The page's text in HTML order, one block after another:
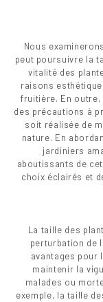
Nous
peut poursuivre la
vitalité des
raisons
fruitière. En
des précautions à
soit réalisée de
nature. En
jardiniers
aboutissants de
choix éclairés et
La taille des
perturbation de
avantages pour
maintenir la
malades ou
exemple, la taille